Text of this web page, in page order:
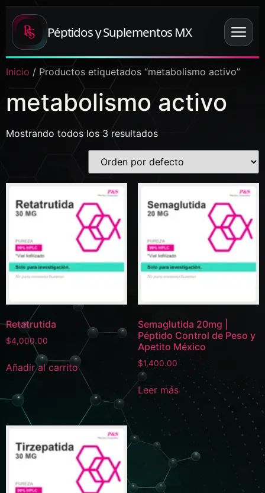
Péptidos y Suplementos MX
Inicio / Productos etiquetados “metabolismo activo”
metabolismo activo
Mostrando todos los 3 resultados
Retatrutida
$4,000.00
Añadir al carrito
Semaglutida 20mg |
Péptido Control de Peso y
Apetito México
$1,400.00
Leer más